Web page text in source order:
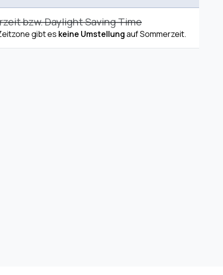
bzw. Daylight Saving Time
gibt es keine Umstellungauf Sommerzeit.